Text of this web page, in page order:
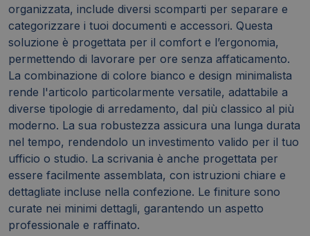
organizzata, include diversi scomparti per separare e
categorizzare i tuoi documenti e accessori. Questa
soluzione è progettata per il comfort e l’ergonomia,
permettendo di lavorare per ore senza affaticamento.
La combinazione di colore bianco e design minimalista
rende l'articolo particolarmente versatile, adattabile a
diverse tipologie di arredamento, dal più classico al più
moderno. La sua robustezza assicura una lunga durata
nel tempo, rendendolo un investimento valido per il tuo
ufficio o studio. La scrivania è anche progettata per
essere facilmente assemblata, con istruzioni chiare e
dettagliate incluse nella confezione. Le finiture sono
curate nei minimi dettagli, garantendo un aspetto
professionale e raffinato.